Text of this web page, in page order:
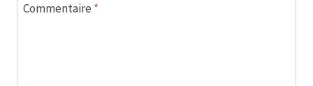
Commentaire *